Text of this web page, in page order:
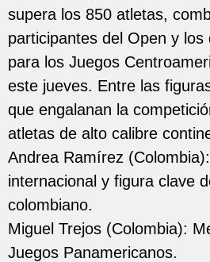
supera los 850 atletas,
participantes del Open y los
para los Juegos
este jueves. Entre las
que engalanan la
atletas de alto calibre
Andrea Ramírez
internacional y figura clave
colombiano.
Miguel Trejos (Colombia):
Juegos Panamericanos.